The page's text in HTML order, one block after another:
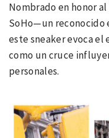
Nombrado en honor
SoHo—un
este sneaker evoca
como un cruce
personales.